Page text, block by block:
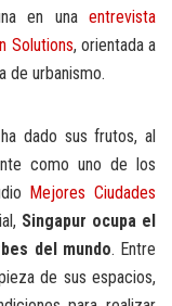
en unaentrevista
Solutions, orientada a
de urbanismo.
dado sus frutos, al
como uno de los
Mejores Ciudades
Singapur ocupa el
del mundo. Entre
de sus espacios,